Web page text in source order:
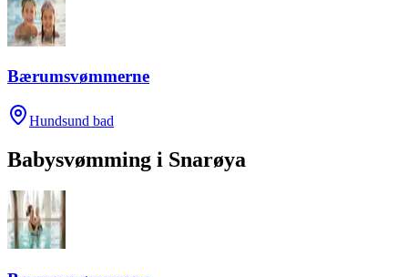
Bærumsvømmerne
Hundsund bad
Babysvømming i Snarøya